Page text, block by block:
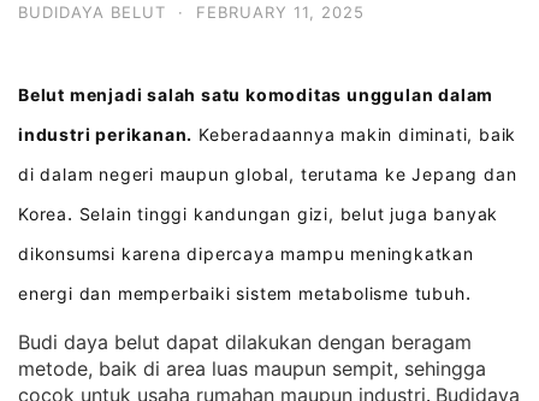
BUDIDAYA BELUT · FEBRUARY 11, 2025
Belut menjadi salah satu komoditas unggulan dalam
industri perikanan. Keberadaannya makin diminati, baik
di dalam negeri maupun global, terutama ke Jepang dan
Korea. Selain tinggi kandungan gizi, belut juga banyak
dikonsumsi karena dipercaya mampu meningkatkan
energi dan memperbaiki sistem metabolisme tubuh.
Budi daya belut dapat dilakukan dengan beragam
metode, baik di area luas maupun sempit, sehingga
cocok untuk usaha rumahan maupun industri. Budidaya